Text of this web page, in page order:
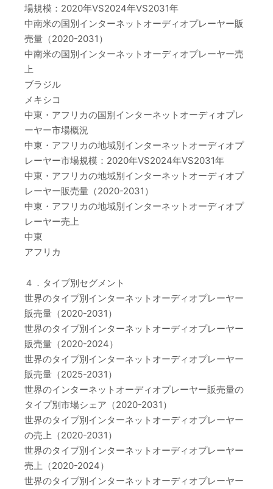
場規模：2020年VS2024年VS2031年
中南米の国別インターネットオーディオプレーヤー販
売量（2020-2031）
中南米の国別インターネットオーディオプレーヤー売
上
ブラジル
メキシコ
中東・アフリカの国別インターネットオーディオプレ
ーヤー市場概況
中東・アフリカの地域別インターネットオーディオプ
レーヤー市場規模：2020年VS2024年VS2031年
中東・アフリカの地域別インターネットオーディオプ
レーヤー販売量（2020-2031）
中東・アフリカの地域別インターネットオーディオプ
レーヤー売上
中東
アフリカ
４．タイプ別セグメント
世界のタイプ別インターネットオーディオプレーヤー
販売量（2020-2031）
世界のタイプ別インターネットオーディオプレーヤー
販売量（2020-2024）
世界のタイプ別インターネットオーディオプレーヤー
販売量（2025-2031）
世界のインターネットオーディオプレーヤー販売量の
タイプ別市場シェア（2020-2031）
世界のタイプ別インターネットオーディオプレーヤー
の売上（2020-2031）
世界のタイプ別インターネットオーディオプレーヤー
売上（2020-2024）
世界のタイプ別インターネットオーディオプレーヤー